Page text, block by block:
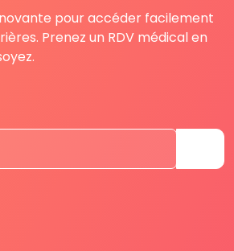
pour accéder facilement
Prenez un RDV médical en